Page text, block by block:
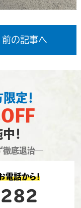
前の記事へ
定！
！
徹底退治―
電話から！